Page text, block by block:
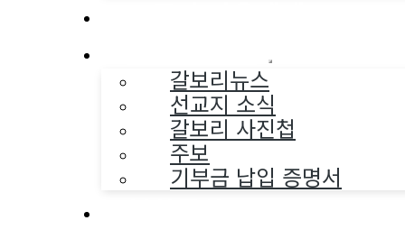
갈보리뉴스
선교지 소식
갈보리 사진첩
주보
기부금 납입 증명서